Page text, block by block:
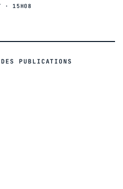
· 15H08
PUBLICATIONS